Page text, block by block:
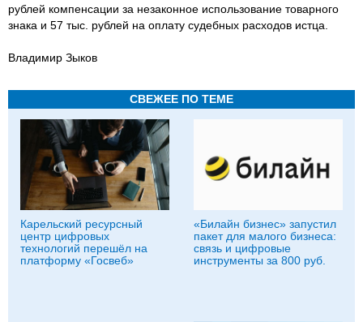
рублей компенсации за незаконное использование товарного
знака и 57 тыс. рублей на оплату судебных расходов истца.
Владимир Зыков
СВЕЖЕЕ ПО ТЕМЕ
Карельский ресурсный
центр цифровых
технологий перешёл на
платформу «Госвеб»
«Билайн бизнес» запустил
пакет для малого бизнеса:
связь и цифровые
инструменты за 800 руб.